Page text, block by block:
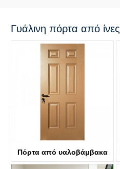
Γυάλινη πόρτα από ίνες
Πόρτα από υαλοβάμβακα